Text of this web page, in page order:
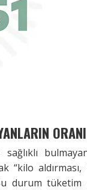
“kilo
durum tüketim